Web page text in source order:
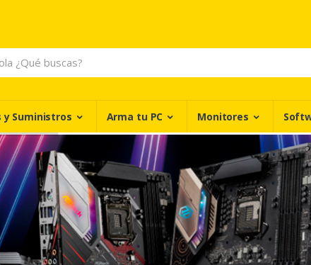
y Suministros Arma tu PC Monitores